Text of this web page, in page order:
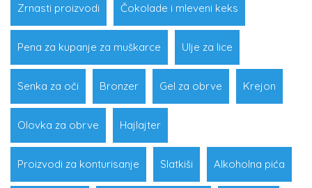
Zrnasti proizvodi Čokolade i mleveni keks
Pena za kupanje za muškarce Ulje za lice
Senka za oči Bronzer Gel za obrve Krejon
Olovka za obrve Hajlajter
Proizvodi za konturisanje Slatkiši Alkoholna pića